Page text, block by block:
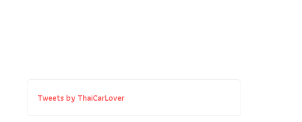
Tweets by ThaiCarLover